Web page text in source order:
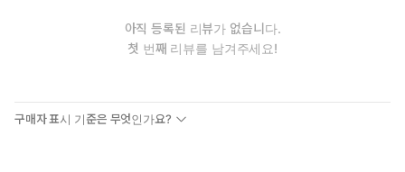
아직 등록된 리뷰가 없습니다.
첫 번째 리뷰를 남겨주세요!
구매자 표시 기준은 무엇인가요?